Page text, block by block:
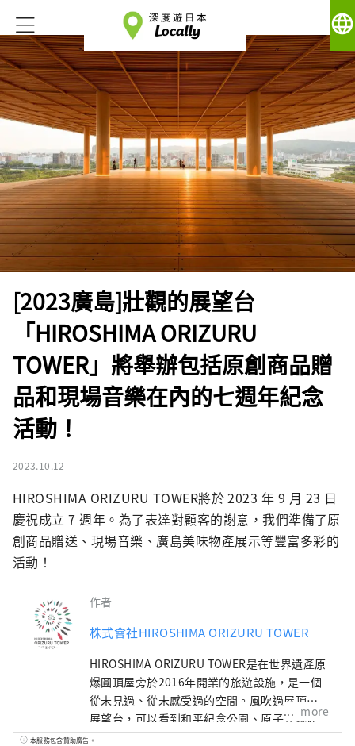
language
[2023廣島]壯觀的展望台
「HIROSHIMA ORIZURU
TOWER」將舉辦包括原創商品贈
品和現場音樂在內的七週年紀念
活動！
2023.10.12
HIROSHIMA ORIZURU TOWER將於 2023 年 9 月 23 日
慶祝成立 7 週年。為了表達對顧客的謝意，我們準備了原
創商品贈送、現場音樂、廣島美味物產展示等豐富多彩的
活動！
作者
株式會社HIROSHIMA ORIZURU TOWER
HIROSHIMA ORIZURU TOWER是在世界遺產原
爆圓頂屋旁於2016年開業的旅遊設施，是一個
從未見過、從未感受過的空間。風吹過屋頂的
展望台，可以看到和平紀念公園、原子彈爆炸
圓頂屋，天氣好的時候甚至可以看到宮島的彌
more
本服務包含贊助廣告。